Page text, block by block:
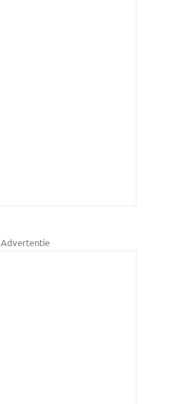
Advertentie